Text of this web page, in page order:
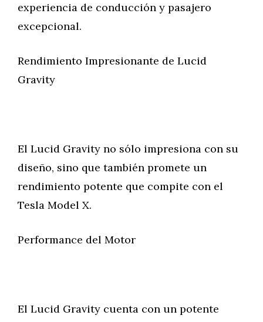
experiencia de conducción y pasajero
excepcional.
Rendimiento Impresionante de Lucid
Gravity
El Lucid Gravity no sólo impresiona con su
diseño, sino que también promete un
rendimiento potente que compite con el
Tesla Model X.
Performance del Motor
El Lucid Gravity cuenta con un potente